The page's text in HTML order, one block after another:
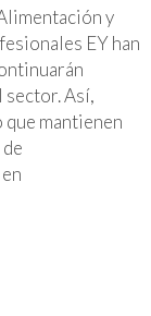
y
EY han
sector. Así,
que mantienen